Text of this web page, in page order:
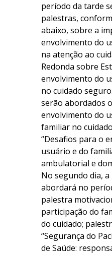
período da tarde
palestras,
abaixo, sobre a
envolvimento do
na atenção ao
Redonda sobre
envolvimento do
no cuidado
serão abordados
envolvimento do
familiar no
“Desafios para o
usuário e do
ambulatorial e
No segundo dia,
abordará no
palestra
participação do
do cuidado;
“Segurança do
de Saúde: